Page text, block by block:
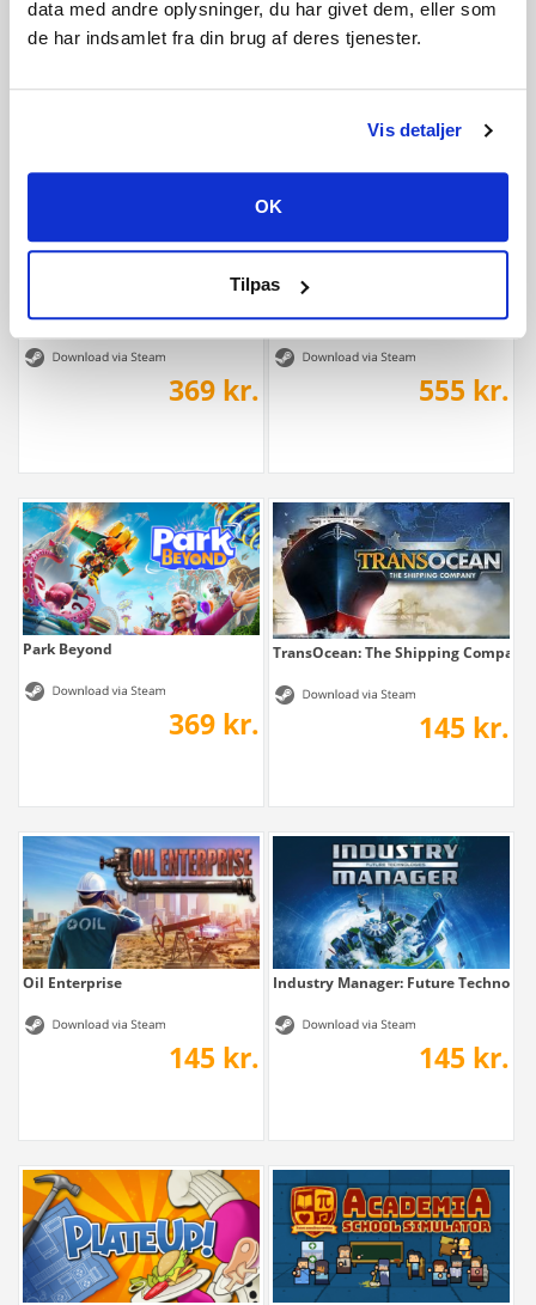
data med andre oplysninger, du har givet dem, eller som
de har indsamlet fra din brug af deres tjenester.
Vis detaljer
OK
Tilpas
295 kr. 219 kr.
Park Beyond: Golden Pass
369 kr.
Park Beyond Complete Edition
555 kr.
Park Beyond
369 kr.
TransOcean: The Shipping Company
145 kr.
Oil Enterprise
145 kr.
Industry Manager: Future
145 kr.